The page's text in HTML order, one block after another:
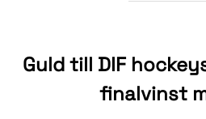
Guld till DIF
finalvinst